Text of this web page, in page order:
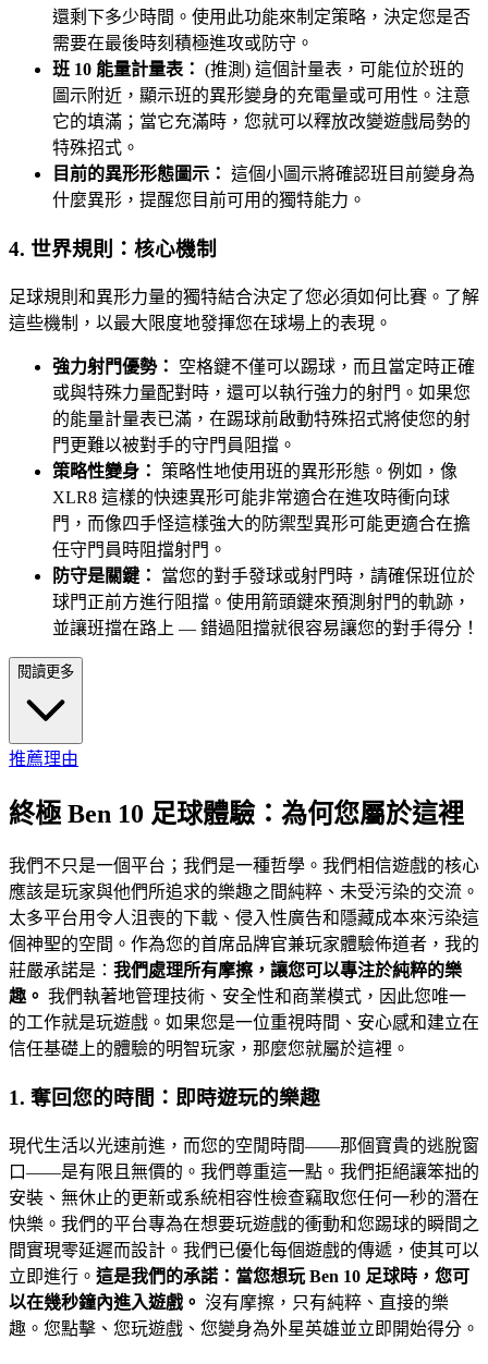
還剩下多少時間。使用此功能來制定策略，決定您是否
需要在最後時刻積極進攻或防守。
班 10 能量計量表： (推測) 這個計量表，可能位於班的
圖示附近，顯示班的異形變身的充電量或可用性。注意
它的填滿；當它充滿時，您就可以釋放改變遊戲局勢的
特殊招式。
目前的異形形態圖示： 這個小圖示將確認班目前變身為
什麼異形，提醒您目前可用的獨特能力。
4. 世界規則：核心機制
足球規則和異形力量的獨特結合決定了您必須如何比賽。了解
這些機制，以最大限度地發揮您在球場上的表現。
強力射門優勢：
空格鍵不僅可以踢球，而且當定時正確
或與特殊力量配對時，還可以執行強力的射門。如果您
的能量計量表已滿，在踢球前啟動特殊招式將使您的射
門更難以被對手的守門員阻擋。
策略性變身： 策略性地使用班的異形形態。例如，像
XLR8 這樣的快速異形可能非常適合在進攻時衝向球
門，而像四手怪這樣強大的防禦型異形可能更適合在擔
任守門員時阻擋射門。
防守是關鍵：
當您的對手發球或射門時，請確保班位於
球門正前方進行阻擋。使用箭頭鍵來預測射門的軌跡，
並讓班擋在路上 — 錯過阻擋就很容易讓您的對手得分！
閱讀更多
推薦理由
終極 Ben 10 足球體驗：為何您屬於這裡
我們不只是一個平台；我們是一種哲學。我們相信遊戲的核心
應該是玩家與他們所追求的樂趣之間純粹、未受污染的交流。
太多平台用令人沮喪的下載、侵入性廣告和隱藏成本來污染這
個神聖的空間。作為您的首席品牌官兼玩家體驗佈道者，我的
莊嚴承諾是： 我們處理所有摩擦，讓您可以專注於純粹的樂
趣。 我們執著地管理技術、安全性和商業模式，因此您唯一
的工作就是玩遊戲。如果您是一位重視時間、安心感和建立在
信任基礎上的體驗的明智玩家，那麼您就屬於這裡。
1. 奪回您的時間：即時遊玩的樂趣
現代生活以光速前進，而您的空閒時間——那個寶貴的逃脫窗
口——是有限且無價的。我們尊重這一點。我們拒絕讓笨拙的
安裝、無休止的更新或系統相容性檢查竊取您任何一秒的潛在
快樂。我們的平台專為在想要玩遊戲的衝動和您踢球的瞬間之
間實現零延遲而設計。我們已優化每個遊戲的傳遞，使其可以
立即進行。 這是我們的承諾：當您想玩 Ben 10 足球時，您可
以在幾秒鐘內進入遊戲。 沒有摩擦，只有純粹、直接的樂
趣。您點擊、您玩遊戲、您變身為外星英雄並立即開始得分。